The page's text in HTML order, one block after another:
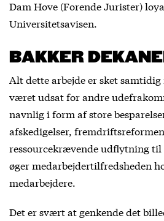
Dam Hove (Forende Jurister)
Universitetsavisen.
BAKKER
Alt dette arbejde er sket
været udsat for andre
navnlig i form af store
afskedigelser,
ressourcekrævende udflytning til
øger medarbejdertilfredsheden
medarbejdere.
Det er svært at genkende det